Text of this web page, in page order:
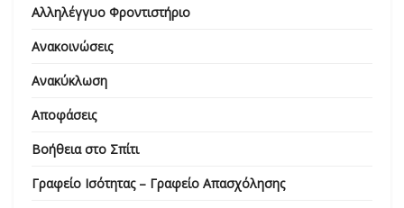
Αλληλέγγυο Φροντιστήριο
Ανακοινώσεις
Ανακύκλωση
Αποφάσεις
Βοήθεια στο Σπίτι
Γραφείο Ισότητας – Γραφείο Απασχόλησης